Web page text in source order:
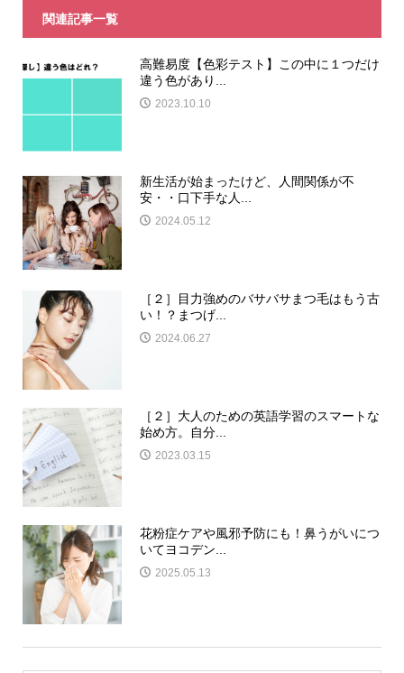
関連記事一覧
高難易度【色彩テスト】この中に１つだけ
違う色があり...
2023.10.10
新生活が始まったけど、人間関係が不
安・・口下手な人...
2024.05.12
［２］目力強めのバサバサまつ毛はもう古
い！？まつげ...
2024.06.27
［２］大人のための英語学習のスマートな
始め方。自分...
2023.03.15
花粉症ケアや風邪予防にも！鼻うがいにつ
いてヨコデン...
2025.05.13